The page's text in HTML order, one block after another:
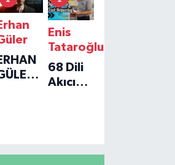
Enis
Tataroğlu
68 Dili
Akıcı